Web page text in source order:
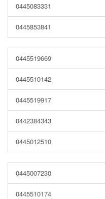
0445083331
0445853841
0445519669
0445510142
0445519917
0442384343
0445012510
0445007230
0445510174